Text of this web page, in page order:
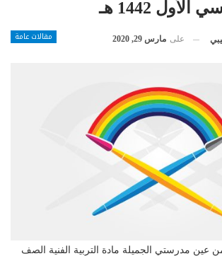
1442 هـ
مقالات عامة على مارس 29, 2020
عين مدرستي الجميلة مادة التربية الفنية الصف